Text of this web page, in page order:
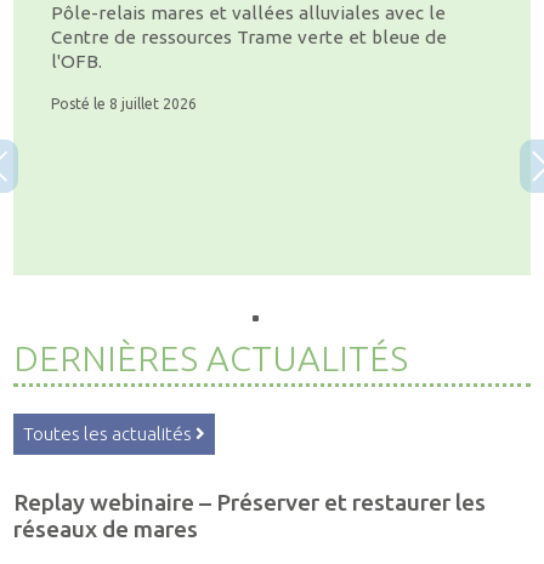
Pôle-relais mares et vallées alluviales avec le
Centre de ressources Trame verte et bleue de
l'OFB.
Posté le 8 juillet 2026
DERNIÈRES ACTUALITÉS
Toutes les actualités
Replay webinaire – Préserver et restaurer les
réseaux de mares